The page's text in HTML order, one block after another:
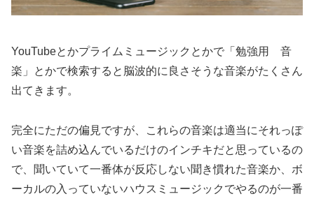
YouTubeとかプライムミュージックとかで「勉強用 音
楽」とかで検索すると脳波的に良さそうな音楽がたくさん
出てきます。
完全にただの偏見ですが、これらの音楽は適当にそれっぽ
い音楽を詰め込んでいるだけのインチキだと思っているの
で、聞いていて一番体が反応しない聞き慣れた音楽か、ボ
ーカルの入っていないハウスミュージックでやるのが一番